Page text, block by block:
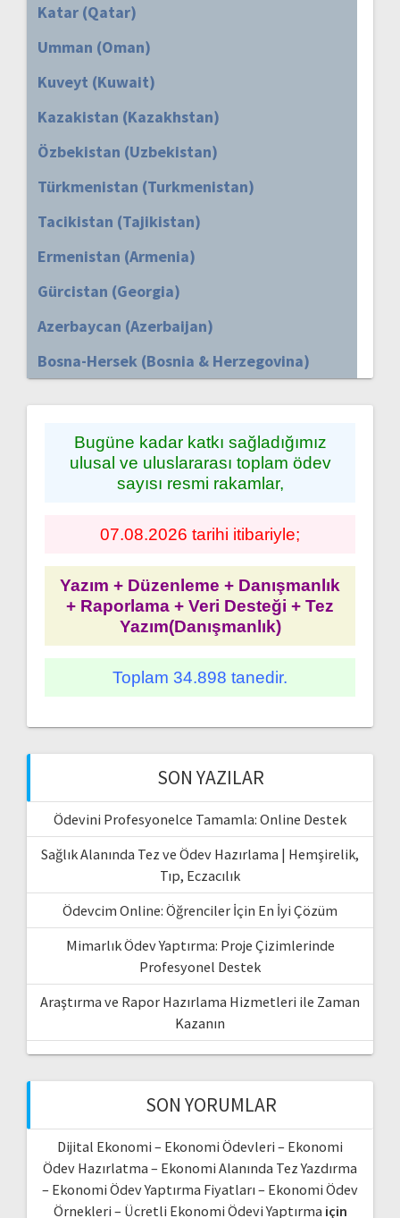
Katar (Qatar)
Umman (Oman)
Kuveyt (Kuwait)
Kazakistan (Kazakhstan)
Özbekistan (Uzbekistan)
Türkmenistan (Turkmenistan)
Tacikistan (Tajikistan)
Ermenistan (Armenia)
Gürcistan (Georgia)
Azerbaycan (Azerbaijan)
Bosna-Hersek (Bosnia & Herzegovina)
Bugüne kadar katkı sağladığımız
ulusal ve uluslararası toplam ödev
sayısı resmi rakamlar,
07.08.2026 tarihi itibariyle;
Yazım + Düzenleme + Danışmanlık
+ Raporlama + Veri Desteği + Tez
Yazım(Danışmanlık)
Toplam 34.898 tanedir.
SON YAZILAR
Ödevini Profesyonelce Tamamla: Online Destek
Sağlık Alanında Tez ve Ödev Hazırlama | Hemşirelik,
Tıp, Eczacılık
Ödevcim Online: Öğrenciler İçin En İyi Çözüm
Mimarlık Ödev Yaptırma: Proje Çizimlerinde
Profesyonel Destek
Araştırma ve Rapor Hazırlama Hizmetleri ile Zaman
Kazanın
SON YORUMLAR
Dijital Ekonomi – Ekonomi Ödevleri – Ekonomi
Ödev Hazırlatma – Ekonomi Alanında Tez Yazdırma
– Ekonomi Ödev Yaptırma Fiyatları – Ekonomi Ödev
Örnekleri – Ücretli Ekonomi Ödevi Yaptırma için